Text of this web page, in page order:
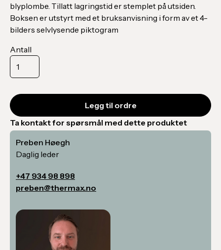
blyplombe. Tillatt lagringstid er stemplet på utsiden.
Boksen er utstyrt med et bruksanvisning i form av et 4-
bilders selvlysende piktogram
Antall
Ta kontakt for spørsmål med dette produktet
Preben Høegh
Daglig leder
+47 934 98 898
preben@thermax.no